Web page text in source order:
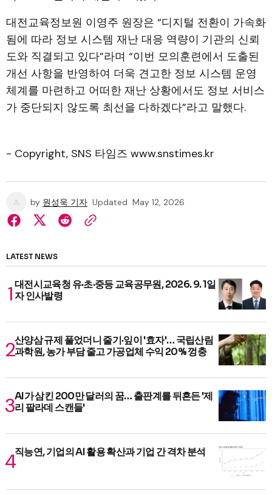
대전교육정보원 이영주 원장은 “디지털 전환이 가속화
됨에 따라 정보 시스템 재난 대응 역량이 기관의 신뢰
도와 직결되고 있다”라며 “이번 모의훈련에서 도출된
개선 사항을 반영하여 더욱 견고한 정보 시스템 운영
체계를 마련하고 어떠한 재난 상황에서도 정보 서비스
가 중단되지 않도록 최선을 다하겠다”라고 말했다.
- Copyright, SNS 타임즈 www.snstimes.kr
by 원성욱 기자 Updated May 12, 2026
LATEST NEWS
대전시교육청 유·초·중등 교육공무원, 2026. 9. 1일
자 인사발령
산양삼 규제 풀었더니 줄기·잎이 '효자'… 국립산림
과학원, 농가 부담 줄고 가공업체 수익 20% 껑충
AI가 삼킨 200만 달러의 꿈… 출판계를 뒤흔든 '제
리 팔라데 스캔들'
직능연, 기업의 AI 활용 확산과 기업 간 격차 분석